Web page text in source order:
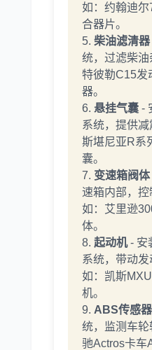
如：约翰迪
合器片。
5. 柴油滤清器
统，过滤柴
特彼勒C15发
器。
6. 悬挂气囊 -
系统，提供减
斯堪尼亚R系
囊。
7. 变速箱阀体
速箱内部，控
如：艾里逊
体。
8. 起动机- 安
系统，带动发
如：凯斯
机。
9. ABS传感器
统，监测车
驰Actros卡车